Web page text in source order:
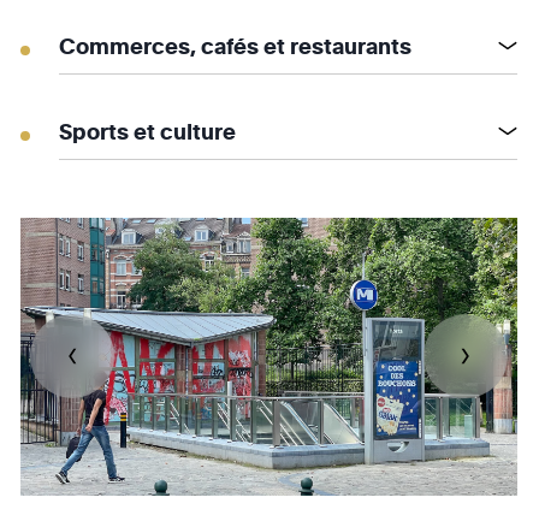
Commerces, cafés et restaurants
Sports et culture